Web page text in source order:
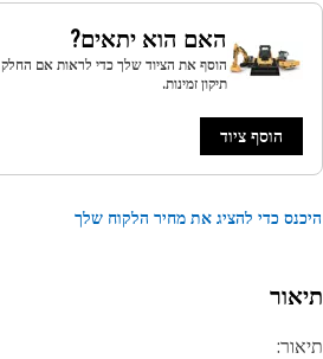
האם הוא יתאים?
הוסף את הציוד שלך כדי לראות אם החלק
תיקון זמינות.
הוסף ציוד
כדי להציג את מחיר הלקוח שלך